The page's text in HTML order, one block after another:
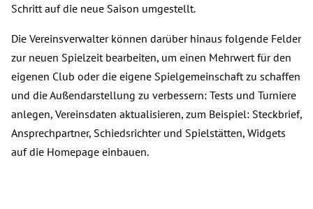
Schritt auf die neue Saison umgestellt.
Die Vereinsverwalter können darüber hinaus folgende Felder
zur neuen Spielzeit bearbeiten, um einen Mehrwert für den
eigenen Club oder die eigene Spielgemeinschaft zu schaffen
und die Außendarstellung zu verbessern: Tests und Turniere
anlegen, Vereinsdaten aktualisieren, zum Beispiel: Steckbrief,
Ansprechpartner, Schiedsrichter und Spielstätten, Widgets
auf die Homepage einbauen.